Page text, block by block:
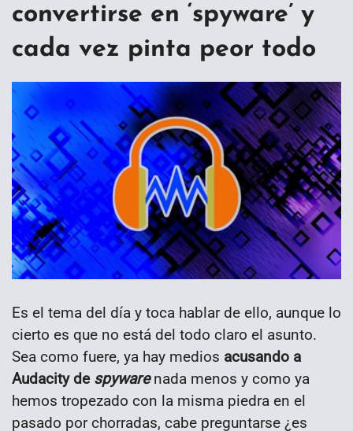
convertirse en ‘spyware’ y
cada vez pinta peor todo
Es el tema del día y toca hablar de ello, aunque lo
cierto es que no está del todo claro el asunto.
Sea como fuere, ya hay medios acusando a
Audacity de spywarenada menos y como ya
hemos tropezado con la misma piedra en el
pasado por chorradas, cabe preguntarse ¿es